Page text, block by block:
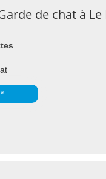
de chat à Le